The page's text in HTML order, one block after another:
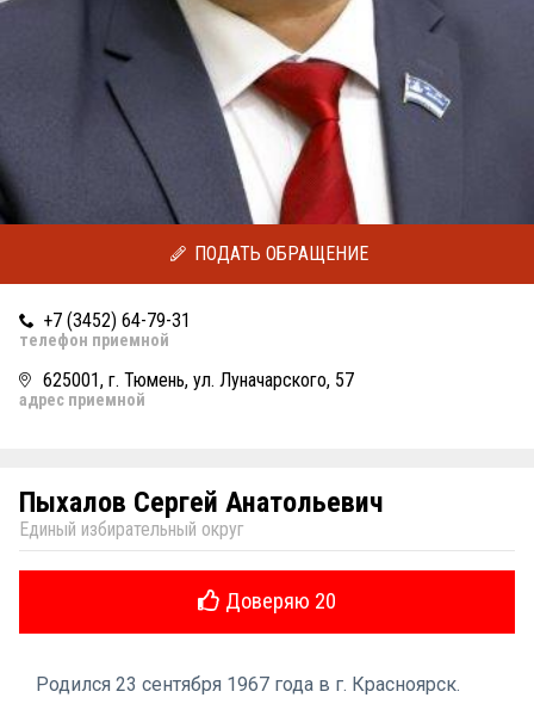
ПОДАТЬ ОБРАЩЕНИЕ
+7 (3452) 64-79-31
телефон приемной
625001, г. Тюмень, ул. Луначарского, 57
адрес приемной
Пыхалов Сергей Анатольевич
Единый избирательный округ
Доверяю 20
Родился 23 сентября 1967 года в г. Красноярск.